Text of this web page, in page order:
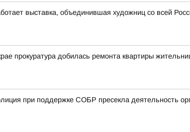
выставка, объединившая художниц со всей
прокуратура добилась ремонта квартиры
при поддержке СОБР пресекла деятельность